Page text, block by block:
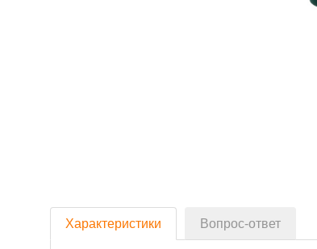
Характеристики Вопрос-ответ